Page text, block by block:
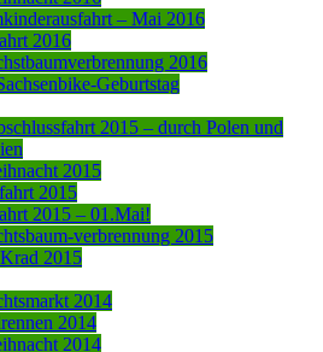
– Mai 2016
2016
2016
Geburtstag
2015 – durch Polen und
2015
2015
2015 – 01.Mai!
verbrennung 2015
2015
2014
2014
2014